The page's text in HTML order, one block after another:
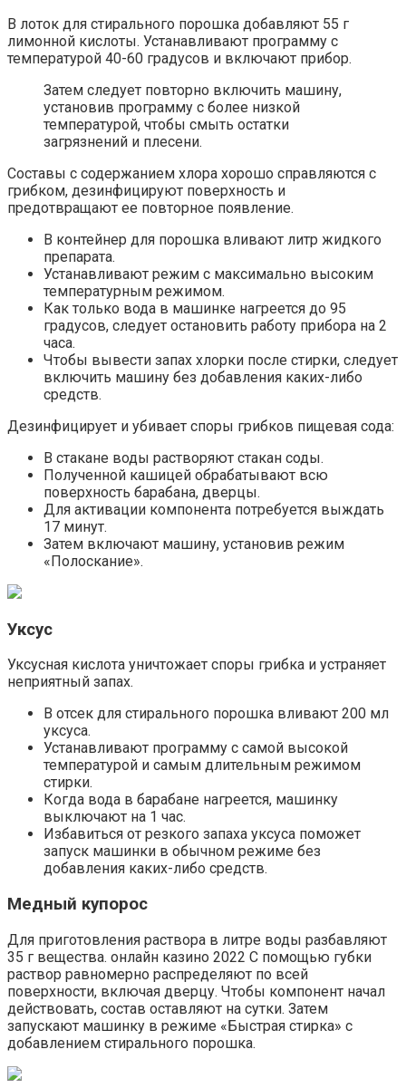
В лоток для стирального порошка добавляют 55 г
лимонной кислоты. Устанавливают программу с
температурой 40-60 градусов и включают прибор.
Затем следует повторно включить машину,
установив программу с более низкой
температурой, чтобы смыть остатки
загрязнений и плесени.
Составы с содержанием хлора хорошо справляются с
грибком, дезинфицируют поверхность и
предотвращают ее повторное появление.
В контейнер для порошка вливают литр жидкого
препарата.
Устанавливают режим с максимально высоким
температурным режимом.
Как только вода в машинке нагреется до 95
градусов, следует остановить работу прибора на 2
часа.
Чтобы вывести запах хлорки после стирки, следует
включить машину без добавления каких-либо
средств.
Дезинфицирует и убивает споры грибков пищевая сода:
В стакане воды растворяют стакан соды.
Полученной кашицей обрабатывают всю
поверхность барабана, дверцы.
Для активации компонента потребуется выждать
17 минут.
Затем включают машину, установив режим
«Полоскание».
Уксус
Уксусная кислота уничтожает споры грибка и устраняет
неприятный запах.
В отсек для стирального порошка вливают 200 мл
уксуса.
Устанавливают программу с самой высокой
температурой и самым длительным режимом
стирки.
Когда вода в барабане нагреется, машинку
выключают на 1 час.
Избавиться от резкого запаха уксуса поможет
запуск машинки в обычном режиме без
добавления каких-либо средств.
Медный купорос
Для приготовления раствора в литре воды разбавляют
35 г вещества. онлайн казино 2022 С помощью губки
раствор равномерно распределяют по всей
поверхности, включая дверцу. Чтобы компонент начал
действовать, состав оставляют на сутки. Затем
запускают машинку в режиме «Быстрая стирка» с
добавлением стирального порошка.